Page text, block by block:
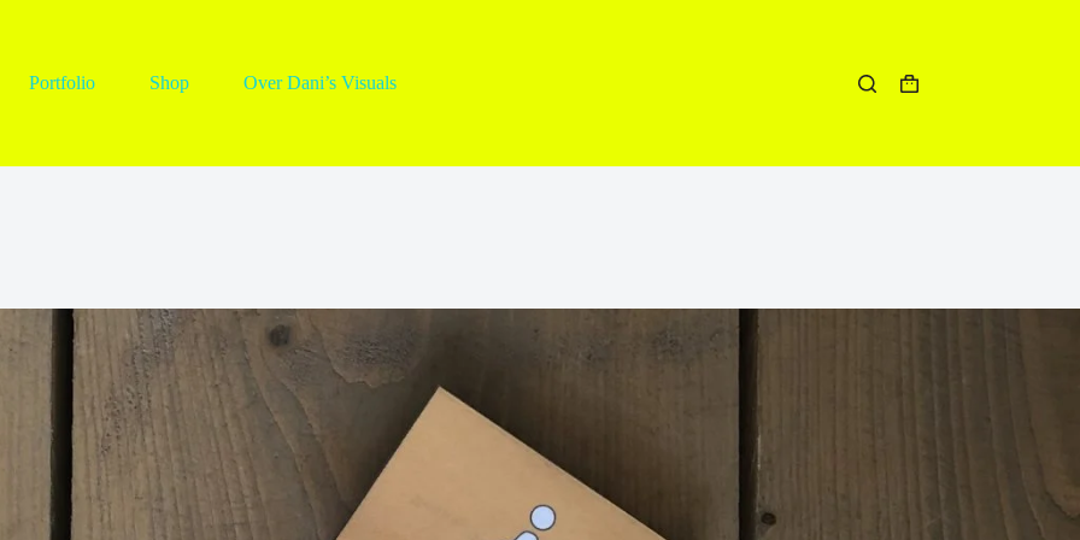
Portfolio Shop Over Dani’s Visuals Winkelwagen